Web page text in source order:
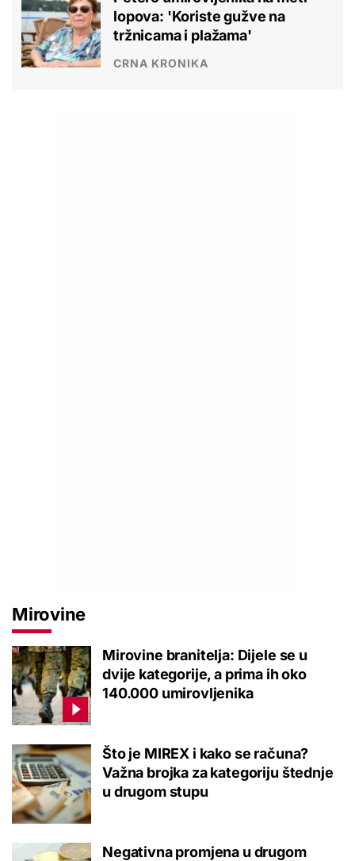
lopova: 'Koriste gužve na
tržnicama i plažama'
CRNA KRONIKA
Mirovine
Mirovine branitelja: Dijele se u
dvije kategorije, a prima ih oko
140.000 umirovljenika
Što je MIREX i kako se računa?
Važna brojka za kategoriju štednje
u drugom stupu
Negativna promjena u drugom